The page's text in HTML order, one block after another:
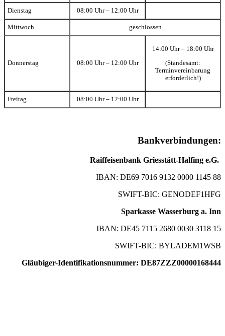
Dienstag 08:00 Uhr – 12:00 Uhr
Mittwoch geschlossen
Donnerstag 08:00 Uhr – 12:00 Uhr
14:00 Uhr – 18:00 Uhr
(Standesamt:
Terminvereinbarung
erforderlich!)
Freitag 08:00 Uhr – 12:00 Uhr
Bankverbindungen:
Raiffeisenbank Griesstätt-Halfing e.G.
IBAN: DE69 7016 9132 0000 1145 88
SWIFT-BIC: GENODEF1HFG
Sparkasse Wasserburg a. Inn
IBAN: DE45 7115 2680 0030 3118 15
SWIFT-BIC: BYLADEM1WSB
Gläubiger-Identifikationsnummer: DE87ZZZ00000168444